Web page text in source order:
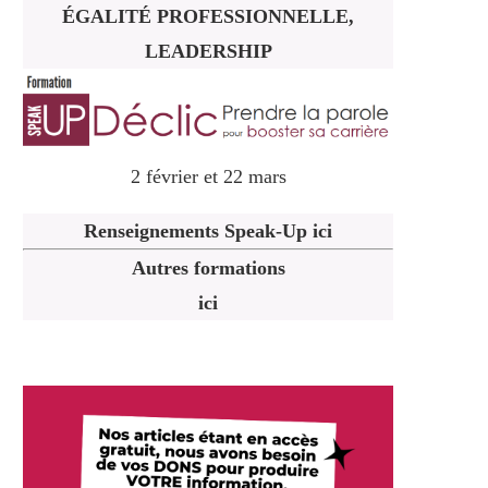
ÉGALITÉ PROFESSIONNELLE,
LEADERSHIP
2 février et 22 mars
Renseignements Speak-Up ici
Autres formations
ici